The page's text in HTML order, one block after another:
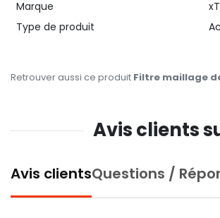
Marque
Type de produit
Retrouver aussi ce produit Filtre maillage
Avis clients
Avis clientsQuestions /